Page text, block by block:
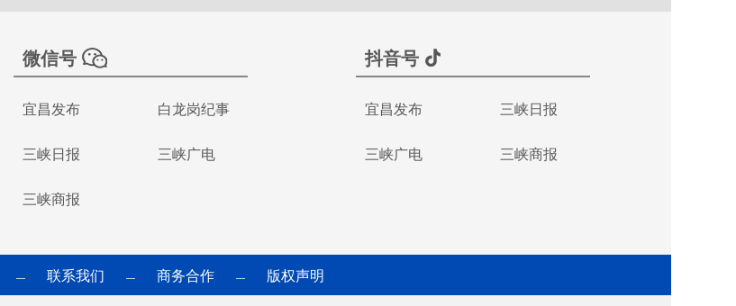
微信号
宜昌发布 白龙岗纪事
三峡日报 三峡广电
三峡商报
抖音号
宜昌发布 三峡日报
三峡广电 三峡商报
— 联系我们 — 商务合作 — 版权声明